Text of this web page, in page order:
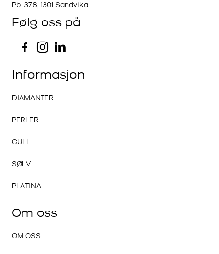
Pb. 378, 1301 Sandvika
Følg oss på
Informasjon
DIAMANTER
PERLER
GULL
SØLV
PLATINA
Om oss
OM OSS